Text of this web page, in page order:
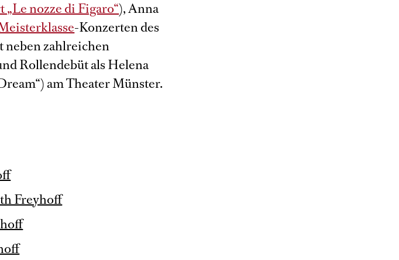
„Le nozze di Figaro“), Anna
-Konzerten des
neben zahlreichen
Rollendebüt als Helena
am Theater Münster.
Freyhoff